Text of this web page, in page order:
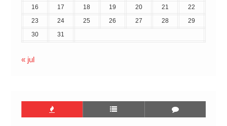
16
17 18 19 20 21
22
23
24 25 26 27 28
29
30
31
« jul